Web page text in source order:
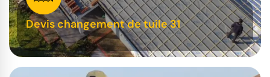
Devis changement de tuile 31